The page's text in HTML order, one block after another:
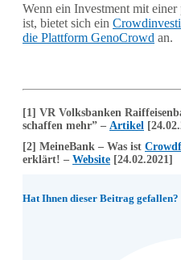
Wenn ein Investment mit einer
ist, bietet sich ein
die Plattform GenoCrowd an.
[1] VR Volksbanken
schaffen mehr” – Artikel
[2] MeineBank – Was ist
erklärt! – Website [24.02.2021]
Hat Ihnen dieser Beitrag gefallen?